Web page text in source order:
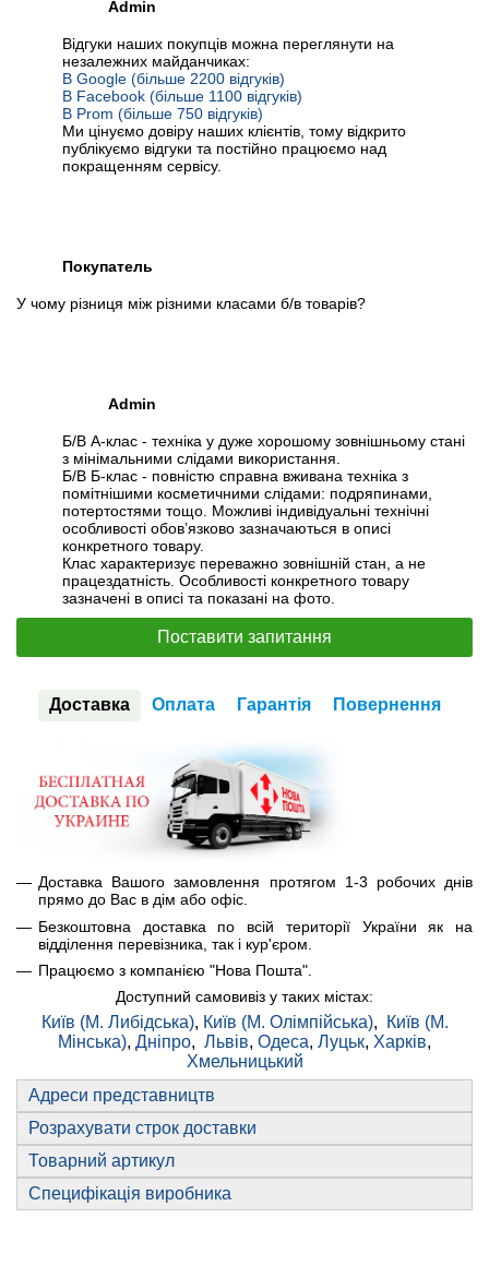
Admin
Відгуки наших покупців можна переглянути на
незалежних майданчиках:
В Google (більше 2200 відгуків)
В Facebook (більше 1100 відгуків)
В Prom (більше 750 відгуків)
Ми цінуємо довіру наших клієнтів, тому відкрито
публікуємо відгуки та постійно працюємо над
покращенням сервісу.
Покупатель
У чому різниця між різними класами б/в товарів?
Admin
Б/В А-клас - техніка у дуже хорошому зовнішньому стані
з мінімальними слідами використання.
Б/В Б-клас - повністю справна вживана техніка з
помітнішими косметичними слідами: подряпинами,
потертостями тощо. Можливі індивідуальні технічні
особливості обов’язково зазначаються в описі
конкретного товару.
Клас характеризує переважно зовнішній стан, а не
працездатність. Особливості конкретного товару
зазначені в описі та показані на фото.
Поставити запитання
Доставка Оплата Гарантія Повернення
Доставка Вашого замовлення протягом 1-3 робочих днів
прямо до Вас в дім або офіс.
Безкоштовна доставка по всій території України як на
відділення перевізника, так і кур'єром.
Працюємо з компанією "Нова Пошта".
Доступний самовивіз у таких містах:
Київ (М. Либідська), Київ (М. Олімпійська),
Київ (М.
Мінська), Дніпро, Львів, Одеса, Луцьк, Харків,
Хмельницький
Адреси представництв
Розрахувати строк доставки
Товарний артикул
Специфікація виробника